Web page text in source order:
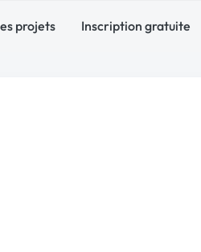
projets Inscription gratuite